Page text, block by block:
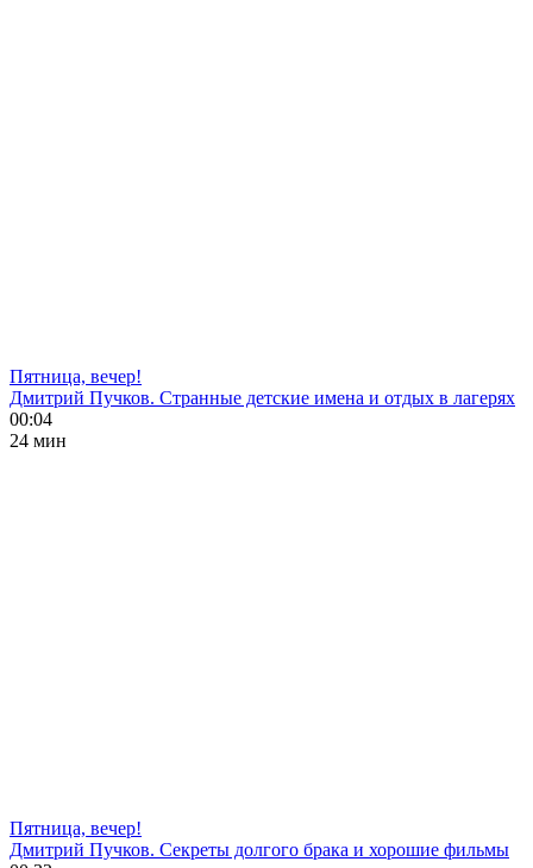
Пятница, вечер!
Дмитрий Пучков. Странные детские имена и отдых в лагерях
00:04
24 мин
Пятница, вечер!
Дмитрий Пучков. Секреты долгого брака и хорошие фильмы